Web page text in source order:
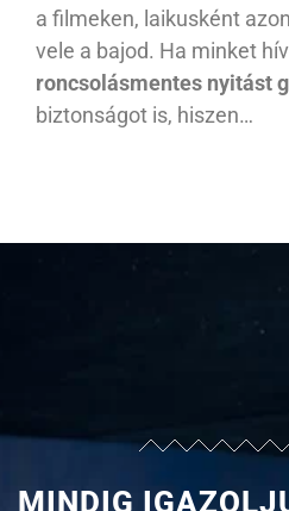
a filmeken, laikusként
vele a bajod. Ha minket
roncsolásmentes nyitást
biztonságot is, hiszen…
MINDIG